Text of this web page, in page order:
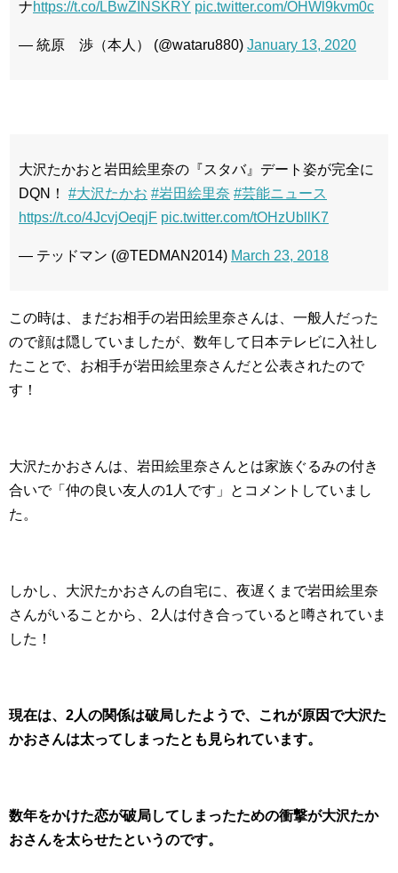
ナhttps://t.co/LBwZINSKRY pic.twitter.com/OHWl9kvm0c
— 統原 渉（本人） (@wataru880) January 13, 2020
大沢たかおと岩田絵里奈の『スタバ』デート姿が完全に
DQN！ #大沢たかお #岩田絵里奈 #芸能ニュース
https://t.co/4JcvjOeqjF pic.twitter.com/tOHzUbllK7
— テッドマン (@TEDMAN2014) March 23, 2018
この時は、まだお相手の岩田絵里奈さんは、一般人だった
ので顔は隠していましたが、数年して日本テレビに入社し
たことで、お相手が岩田絵里奈さんだと公表されたので
す！
大沢たかおさんは、岩田絵里奈さんとは家族ぐるみの付き
合いで「仲の良い友人の1人です」とコメントしていまし
た。
しかし、大沢たかおさんの自宅に、夜遅くまで岩田絵里奈
さんがいることから、2人は付き合っていると噂されていま
した！
現在は、2人の関係は破局したようで、これが原因で大沢た
かおさんは太ってしまったとも見られています。
数年をかけた恋が破局してしまったための衝撃が大沢たか
おさんを太らせたというのです。